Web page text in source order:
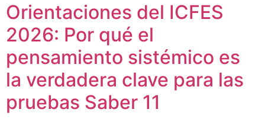
Orientaciones del ICFES
2026: Por qué el
pensamiento sistémico es
la verdadera clave para las
pruebas Saber 11